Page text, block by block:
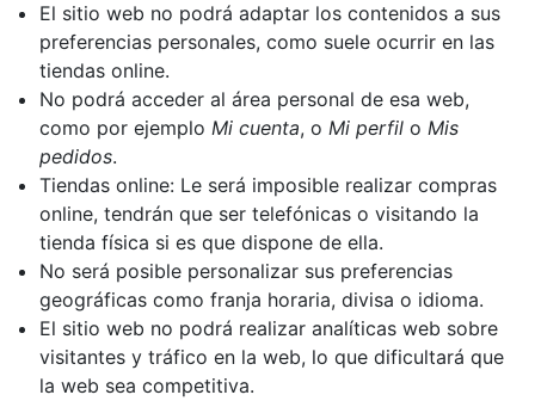
El sitio web no podrá adaptar los contenidos a sus
preferencias personales, como suele ocurrir en las
tiendas online.
No podrá acceder al área personal de esa web,
como por ejemplo Mi cuenta, o Mi perfil o Mis
pedidos.
Tiendas online: Le será imposible realizar compras
online, tendrán que ser telefónicas o visitando la
tienda física si es que dispone de ella.
No será posible personalizar sus preferencias
geográficas como franja horaria, divisa o idioma.
El sitio web no podrá realizar analíticas web sobre
visitantes y tráfico en la web, lo que dificultará que
la web sea competitiva.